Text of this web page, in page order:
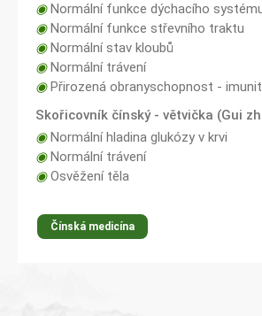
◉Normální funkce dýchacího
◉Normální funkce střevního traktu
◉Normální stav kloubů
◉Normální trávení
◉Přirozená obranyschopnost -
Skořicovník čínský - větvička (Gui
◉Normální hladina glukózy v krvi
◉Normální trávení
◉Osvěžení těla
Čínská medicína